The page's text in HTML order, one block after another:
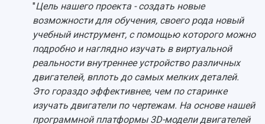
Устойчивое развитие
Кампус
3D-тур по университету
Музеи
Учебный аэродром
Центр истории авиационных двигателей
Видеолекции
Противодействие COVID-19
деятельности
Журналы Самарского университета
Научные конференции
Патенты
Публикации и издания
Отчеты о проведенных конференциях
"Цель нашего проекта - создать новые
возможности для обучения, своего рода новый
учебный инструмент, с помощью которого можно
подробно и наглядно изучать в виртуальной
реальности внутреннее устройство различных
двигателей, вплоть до самых мелких деталей.
Это гораздо эффективнее, чем по старинке
изучать двигатели по чертежам. На основе нашей
программной платформы 3D-модели двигателей